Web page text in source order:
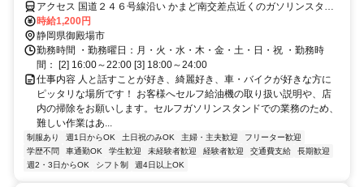
内勤務どちらも可能◆1ヶ月ごとのシフト制
アクセス 国道２４６号線沿い かまど南交差点近くのガソリンスタン
ドです
時給1,200円
静岡県御殿場市
勤務時間 ・勤務曜日：月・火・水・木・金・土・日・祝 ・勤務時
間： [2] 16:00～22:00 [3] 18:00～24:00
仕事内容 人と話すことが好き、綺麗好き、車・バイクが好きな方に
ピッタリな場所です！ お客様へセルフ給油機の取り扱い説明や、店
内の掃除をお願いします。セルフガソリンスタンドでの業務のため、
難しい作業はあ...
制服あり 週1日からOK 土日祝のみOK 主婦・主夫歓迎
フリーター歓迎
学歴不問
車通勤OK 学生歓迎 未経験者歓迎 経験者歓迎 交通費支給
長期歓迎
週2・3日からOK
シフト制 週4日以上OK